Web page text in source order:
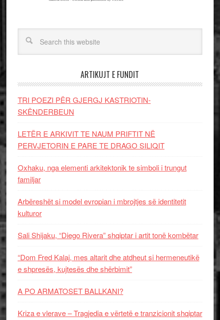
ARTIKUJT E FUNDIT
TRI POEZI PËR GJERGJ KASTRIOTIN-
SKËNDERBEUN
LETËR E ARKIVIT TE NAUM PRIFTIT NË
PERVJETORIN E PARE TE DRAGO SILIQIT
Oxhaku, nga elementi arkitektonik te simboli i trungut
familjar
Arbëreshët si model evropian i mbrojtjes së identitetit
kulturor
Sali Shijaku, “Diego Rivera” shqiptar i artit tonë kombëtar
“Dom Fred Kalaj, mes altarit dhe atdheut si hermeneutikë
e shpresës, kujtesës dhe shërbimit”
A PO ARMATOSET BALLKANI?
Kriza e vlerave – Tragjedia e vërtetë e tranzicionit shqiptar